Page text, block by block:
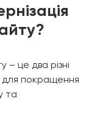
– це два різні
для покращення
та